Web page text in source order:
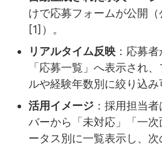
けで応募フォームが公開
[1]）。
リアルタイム反映 ：応募
「応募一覧」へ表示され
ルや経験年数別に絞り込み
活用イメージ ：採用担当
バーから「未対応」「一
ータス別に一覧表示し、